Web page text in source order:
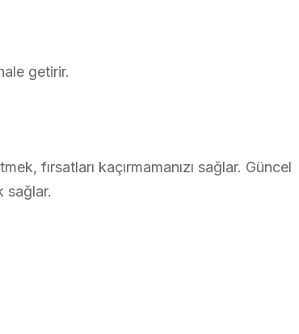
getirir.
fırsatları kaçırmamanızı sağlar. Güncel
sağlar.